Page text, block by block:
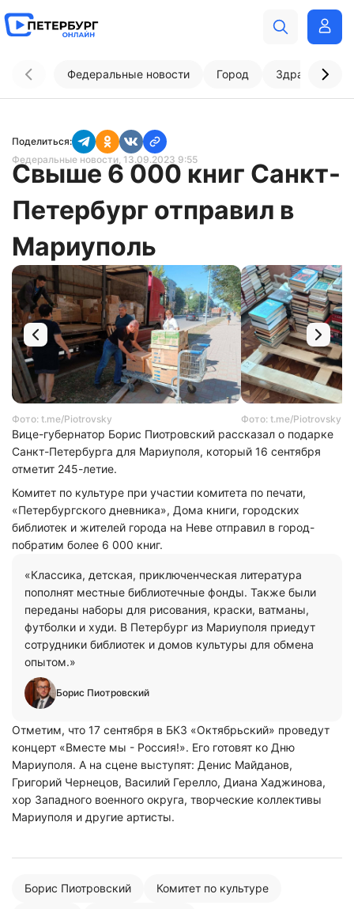
Федеральные новости Город
Поделиться:
Федеральные новости, 13.09.2023 9:55
Свыше 6 000 книг Санкт-
Петербург отправил в
Мариуполь
Фото: t.me/Piotrovsky Фото: t.me/Piotrovsky
Вице-губернатор Борис Пиотровский рассказал о подарке
Санкт-Петербурга для Мариуполя, который 16 сентября
отметит 245-летие.
Комитет по культуре при участии комитета по печати,
«Петербургского дневника», Дома книги, городских
библиотек и жителей города на Неве отправил в город-
побратим более 6 000 книг.
«Классика, детская, приключенческая литература
пополнят местные библиотечные фонды. Также были
переданы наборы для рисования, краски, ватманы,
футболки и худи. В Петербург из Мариуполя приедут
сотрудники библиотек и домов культуры для обмена
опытом.»
Борис Пиотровский
Отметим, что 17 сентября в БКЗ «Октябрьский» проведут
концерт «Вместе мы - Россия!». Его готовят ко Дню
Мариуполя. А на сцене выступят: Денис Майданов,
Григорий Чернецов, Василий Герелло, Диана Хаджинова,
хор Западного военного округа, творческие коллективы
Мариуполя и другие артисты.
Борис Пиотровский Комитет по культуре